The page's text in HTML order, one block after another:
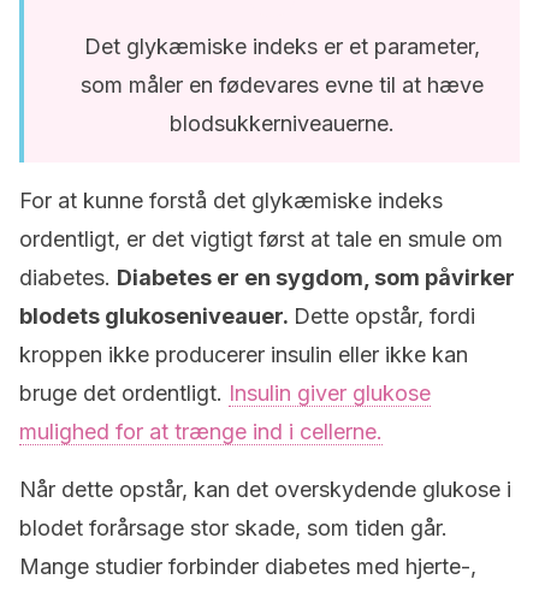
Det glykæmiske indeks er et parameter,
som måler en fødevares evne til at hæve
blodsukkerniveauerne.
For at kunne forstå det glykæmiske indeks
ordentligt, er det vigtigt først at tale en smule om
diabetes. Diabetes er en sygdom, som påvirker
blodets glukoseniveauer. Dette opstår, fordi
kroppen ikke producerer insulin eller ikke kan
bruge det ordentligt. Insulin giver glukose
mulighed for at trænge ind i cellerne.
Når dette opstår, kan det overskydende glukose i
blodet forårsage stor skade, som tiden går.
Mange studier forbinder diabetes med hjerte-,